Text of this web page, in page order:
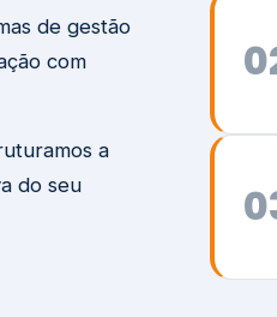
de gestão
com
a
do seu